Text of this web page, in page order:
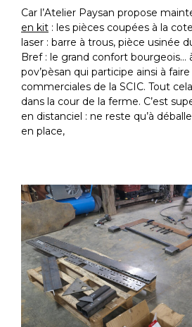
Car l’Atelier Paysan propose
en kit : les pièces coupées à la
laser : barre à trous, pièce usinée
Bref : le grand confort bourgeois…
pov’pèsan qui participe ainsi à
commerciales de la SCIC. Tout
dans la cour de la ferme. C’est
en distanciel : ne reste qu’à
en place,